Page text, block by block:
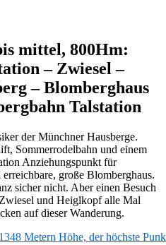
mittel, 800Hm:
– Zwiesel –
– Blomberghaus
Talstation
der Münchner Hausberge.
Sommerrodelbahn und einem
Anziehungspunkt für
große Blomberghaus.
sicher nicht. Aber einen Besuch
und Heiglkopf alle Mal
auf dieser Wanderung.